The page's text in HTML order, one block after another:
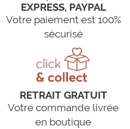
EXPRESS, PAYPAL
Votre paiement est 100%
sécurisé
RETRAIT GRATUIT
Votre commande livrée
en boutique